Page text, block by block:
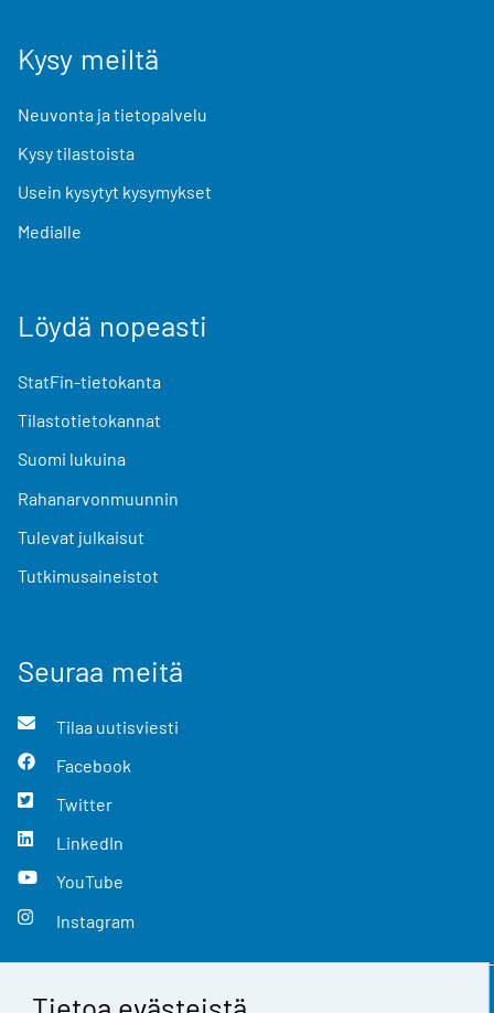
Kysy meiltä
Neuvonta ja tietopalvelu
Kysy tilastoista
Usein kysytyt kysymykset
Medialle
Löydä nopeasti
StatFin-tietokanta
Tilastotietokannat
Suomi lukuina
Rahanarvonmuunnin
Tulevat julkaisut
Tutkimusaineistot
Seuraa meitä
Tilaa uutisviesti
Facebook
Twitter
LinkedIn
YouTube
Instagram